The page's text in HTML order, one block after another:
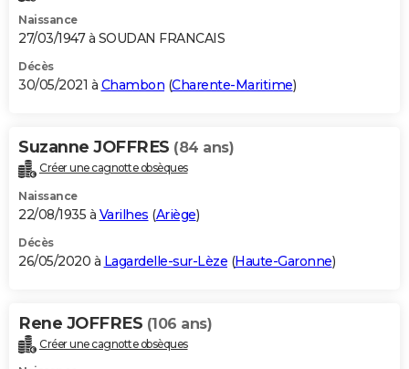
Naissance
27/03/1947 à SOUDAN FRANCAIS
Décès
30/05/2021 à Chambon (Charente-Maritime)
Suzanne JOFFRES (84 ans)
Créer une cagnotte obsèques
Naissance
22/08/1935 à Varilhes (Ariège)
Décès
26/05/2020 à Lagardelle-sur-Lèze (Haute-Garonne)
Rene JOFFRES (106 ans)
Créer une cagnotte obsèques